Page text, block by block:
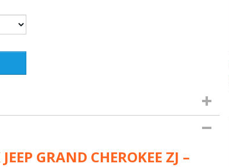
GRAND CHEROKEE ZJ –